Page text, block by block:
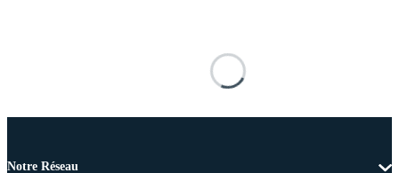
Notre Réseau